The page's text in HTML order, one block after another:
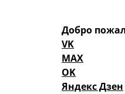
Добро
VK
MAX
OK
Яндекс Дзен